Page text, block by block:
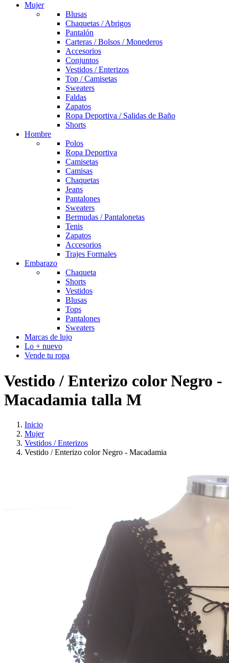
Mujer
Blusas
Chaquetas / Abrigos
Pantalón
Carteras / Bolsos / Monederos
Accesorios
Conjuntos
Vestidos / Enterizos
Top / Camisetas
Sweaters
Faldas
Zapatos
Ropa Deportiva / Salidas de Baño
Shorts
Hombre
Polos
Ropa Deportiva
Camisetas
Camisas
Chaquetas
Jeans
Pantalones
Sweaters
Bermudas / Pantalonetas
Tenis
Zapatos
Accesorios
Trajes Formales
Embarazo
Chaqueta
Shorts
Vestidos
Blusas
Tops
Pantalones
Sweaters
Marcas de lujo
Lo + nuevo
Vende tu ropa
Vestido / Enterizo color Negro -
Macadamia talla M
Inicio
Mujer
Vestidos / Enterizos
Vestido / Enterizo color Negro - Macadamia